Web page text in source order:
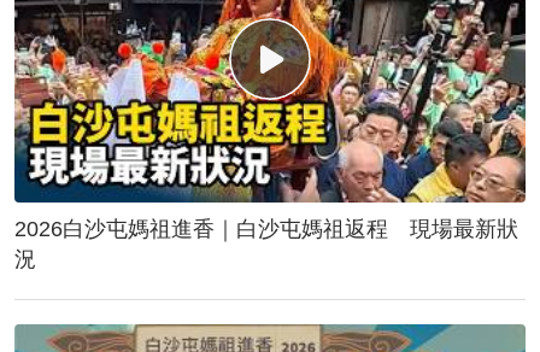
2026白沙屯媽祖進香｜白沙屯媽祖返程 現場最新狀
況